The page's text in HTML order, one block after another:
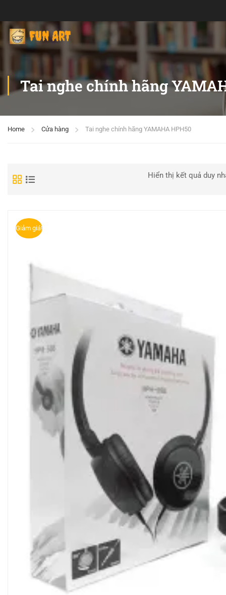
Tai nghe chính hãng
Home Cửa hàng Tai nghe chính hãng YAMAHA HPH50
Hiển thị kết quả duy
Giảm giá!